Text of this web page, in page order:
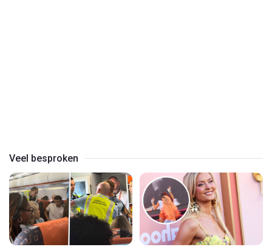
Veel besproken